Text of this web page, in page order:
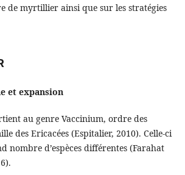
de myrtillier ainsi que sur les stratégies
et expansion
au genre Vaccinium, ordre des
des Ericacées (Espitalier, 2010). Celle-ci
nombre d’espèces différentes (Farahat